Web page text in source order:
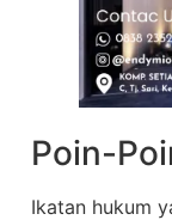
Poin-
Ikatan hukum